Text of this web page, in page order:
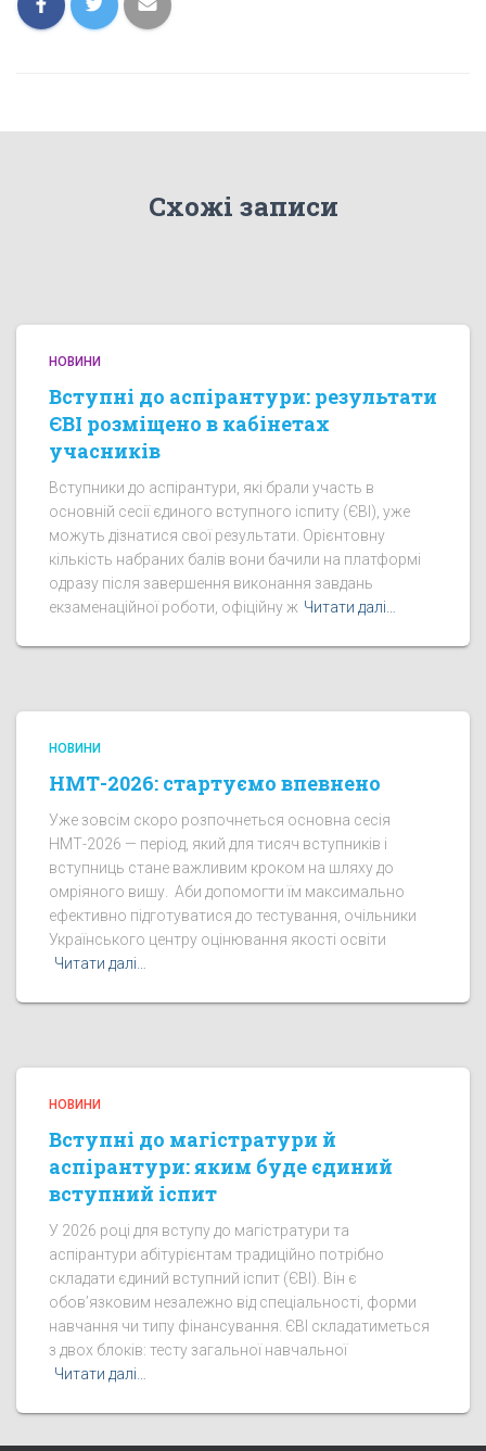
Схожі записи
НОВИНИ
Вступні до аспірантури: результати
ЄВІ розміщено в кабінетах
учасників
Вступники до аспірантури, які брали участь в
основній сесії єдиного вступного іспиту (ЄВІ), уже
можуть дізнатися свої результати. Орієнтовну
кількість набраних балів вони бачили на платформі
одразу після завершення виконання завдань
екзаменаційної роботи, офіційну ж Читати далі…
НОВИНИ
НМТ-2026: стартуємо впевнено
Уже зовсім скоро розпочнеться основна сесія
НМТ-2026 — період, який для тисяч вступників і
вступниць стане важливим кроком на шляху до
омріяного вишу. Аби допомогти їм максимально
ефективно підготуватися до тестування, очільники
Українського центру оцінювання якості освіти
Читати далі…
НОВИНИ
Вступні до магістратури й
аспірантури: яким буде єдиний
вступний іспит
У 2026 році для вступу до магістратури та
аспірантури абітурієнтам традиційно потрібно
складати єдиний вступний іспит (ЄВІ). Він є
обов’язковим незалежно від спеціальності, форми
навчання чи типу фінансування. ЄВІ складатиметься
з двох блоків: тесту загальної навчальної
Читати далі…